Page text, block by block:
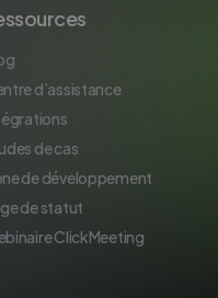
d’assistance
de cas
de développement
de statut
ClickMeeting